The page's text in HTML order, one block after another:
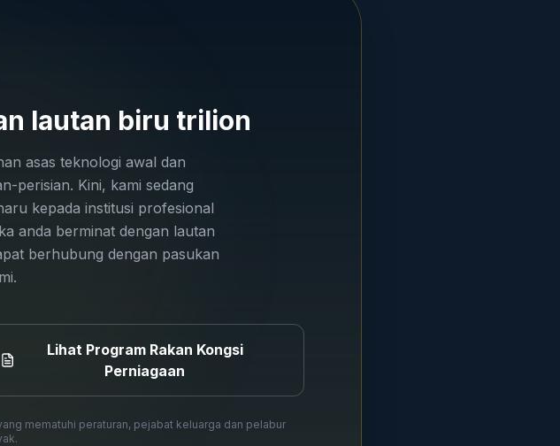
lautan biru trilion
asas teknologi awal dan
perisian. Kini, kami sedang
kepada institusi profesional
anda berminat dengan lautan
berhubung dengan pasukan
Lihat Program Rakan Kongsi
Perniagaan
mematuhi peraturan, pejabat keluarga dan pelabur